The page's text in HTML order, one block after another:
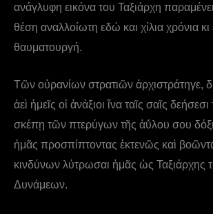
ανάγλυφη εικόνα του Ταξιάρχη
θέση αναλλοίωτη εδώ και χίλια χρόνια κι
θαυματουργή.
Τῶν οὐρανίων στρατιῶν ἀρχιστράτηγε,
ἀεὶ ἡμεῖς οἱ ἀνάξιοι ἵνα ταῖς σαῖς
σκέπῃ τῶν πτερύγων τῆς ἀΰλου σου
ἡμᾶς προσπίπτοντας ἐκτενῶς καὶ
κινδύνων λύτρωσαι ἡμᾶς ὡς Ταξιάρχης
Δυνάμεων.